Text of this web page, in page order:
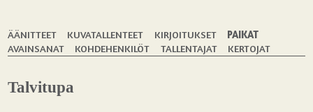
ÄÄNITTEET KUVATALLENTEET KIRJOITUKSET
PAIKAT
AVAINSANAT
KOHDEHENKILÖT TALLENTAJAT KERTOJAT
Talvitupa